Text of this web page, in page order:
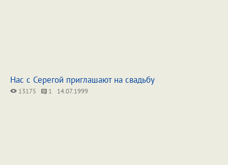
Нас с Серегой приглашают на свадьбу
13175 1 14.07.1999